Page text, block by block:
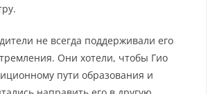
не всегда поддерживали его
Они хотели, чтобы Гио
пути образования и